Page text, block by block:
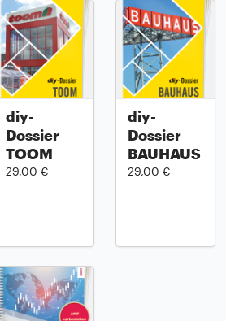
diy-
Dossier
TOOM
29,00 €
diy-
Dossier
BAUHAUS
29,00 €